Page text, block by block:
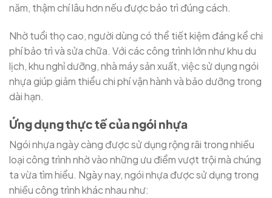
năm, thậm chí lâu hơn nếu được bảo trì đúng cách.
Nhờ tuổi thọ cao, người dùng có thể tiết kiệm đáng kể chi
phí bảo trì và sửa chữa. Với các công trình lớn như khu du
lịch, khu nghỉ dưỡng, nhà máy sản xuất, việc sử dụng ngói
nhựa giúp giảm thiểu chi phí vận hành và bảo dưỡng trong
dài hạn.
Ứng dụng thực tế của ngói nhựa
Ngói nhựa ngày càng được sử dụng rộng rãi trong nhiều
loại công trình nhờ vào những ưu điểm vượt trội mà chúng
ta vừa tìm hiểu. Ngày nay, ngói nhựa được sử dụng trong
nhiều công trình khác nhau như: